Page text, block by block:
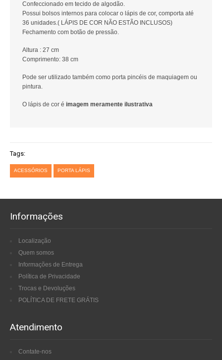
Confeccionado em tecido de algodão.
Possui bolsos internos para colocar o lápis de cor, comporta até
36 unidades.( LÁPIS DE COR NÃO ESTÃO INCLUSOS)
Fechamento com botão de pressão.
Altura : 27 cm
Comprimento: 38 cm
Pode ser utilizado também como porta pincéis de maquiagem ou
pintura.
O lápis de cor é imagem meramente ilustrativa
Tags:
ACESSÓRIOS PORTA LÁPIS
Informações
Localização
Quem somos
Informações de Entrega
Política de Privacidade
Trocas e Devoluções
POLÍTICA DE FRETE GRÁTIS
Atendimento
Contate-nos